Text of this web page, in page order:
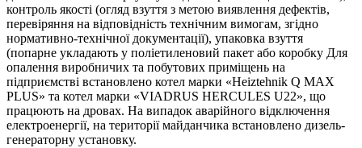
контроль якості (огляд взуття з метою виявлення дефектів,
перевіряння на відповідність технічним вимогам, згідно
нормативно-технічної документації), упаковка взуття
(попарне укладають у поліетиленовий пакет або коробку Для
опалення виробничих та побутових приміщень на
підприємстві встановлено котел марки «Heiztehnik Q MAX
PLUS» та котел марки «VIADRUS HERCULES U22», що
працюють на дровах. На випадок аварійного відключення
електроенергії, на території майданчика встановлено дизель-
генераторну установку.